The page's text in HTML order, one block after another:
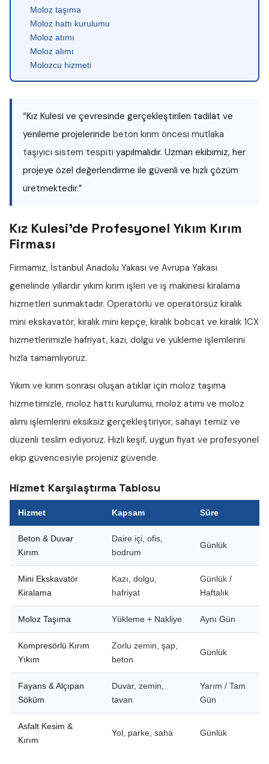
Moloz taşıma
Moloz hattı kurulumu
Moloz atımı
Moloz alımı
Molozcu hizmeti
“Kız Kulesi ve çevresinde gerçekleştirilen tadilat ve
yenileme projelerinde beton kırım öncesi mutlaka
taşıyıcı sistem tespiti yapılmalıdır. Uzman ekibimiz, her
projeye özel değerlendirme ile güvenli ve hızlı çözüm
üretmektedir.”
Kız Kulesi'de Profesyonel Yıkım Kırım
Firması
Firmamız, İstanbul Anadolu Yakası ve Avrupa Yakası
genelinde yıllardır yıkım kırım işleri ve iş makinesi kiralama
hizmetleri sunmaktadır. Operatörlü ve operatörsüz kiralık
mini ekskavatör, kiralık mini kepçe, kiralık bobcat ve kiralık 1CX
hizmetlerimizle hafriyat, kazı, dolgu ve yükleme işlemlerini
hızla tamamlıyoruz.
Yıkım ve kırım sonrası oluşan atıklar için moloz taşıma
hizmetimizle, moloz hattı kurulumu, moloz atımı ve moloz
alımı işlemlerini eksiksiz gerçekleştiriyor, sahayı temiz ve
düzenli teslim ediyoruz. Hızlı keşif, uygun fiyat ve profesyonel
ekip güvencesiyle projeniz güvende.
Hizmet Karşılaştırma Tablosu
Hizmet Kapsam Süre
Beton & Duvar
Kırım
Daire içi, ofis,
bodrum
Günlük
Mini Ekskavatör
Kiralama
Kazı, dolgu,
hafriyat
Günlük /
Haftalık
Moloz Taşıma Yükleme + Nakliye Aynı Gün
Kompresörlü Kırım
Yıkım
Zorlu zemin, şap,
beton
Günlük
Fayans & Alçıpan
Söküm
Duvar, zemin,
tavan
Yarım / Tam
Gün
Asfalt Kesim &
Kırım
Yol, parke, saha Günlük